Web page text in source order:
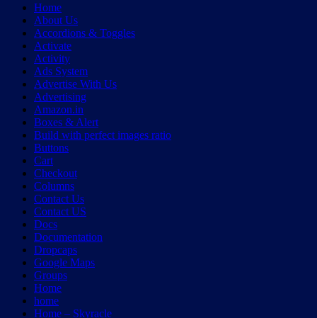
Home
About Us
Accordions & Toggles
Activate
Activity
Ads System
Advertise With Us
Advertising
Amazon.in
Boxes & Alert
Build with perfect images ratio
Buttons
Cart
Checkout
Columns
Contact Us
Contact US
Docs
Documentation
Dropcaps
Google Maps
Groups
Home
home
Home – Skyracle